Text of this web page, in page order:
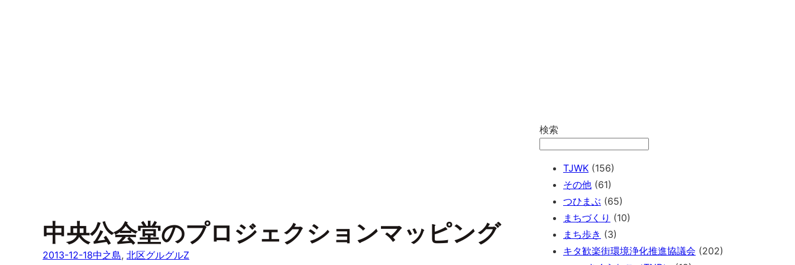
中央公会堂のプロジェクションマッピング
2013-12-18中之島, 北区グルグルZ
検索
TJWK (156)
その他 (61)
つひまぶ (65)
まちづくり (10)
まち歩き (3)
キタ歓楽街環境浄化推進協議会 (202)